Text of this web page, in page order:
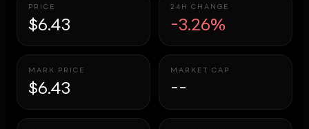
PRICE
$6.43
24H CHANGE
-3.26%
MARK PRICE
$6.43
MARKET CAP
--